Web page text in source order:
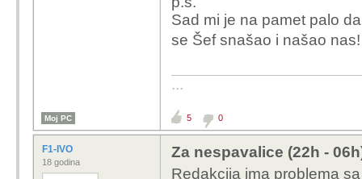
Sad mi je na pamet palo
se Šef snašao i našao
...
Moj PC 5 0
F1-IVO
18 godina
Za nespavalice (22h -
Redakcija ima problema